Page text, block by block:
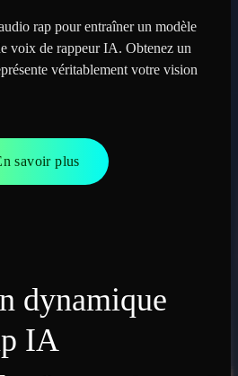
rap pour entraîner un modèle
voix de rappeur IA. Obtenez un
véritablement votre vision
savoir plus
dynamique
IA